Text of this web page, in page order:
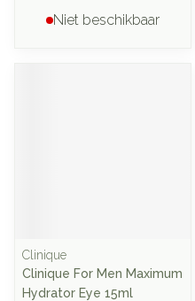
Niet beschikbaar
Clinique
Clinique For Men Maximum
Hydrator Eye 15ml